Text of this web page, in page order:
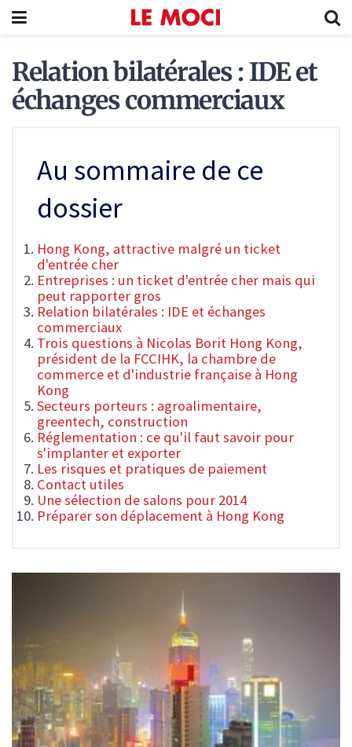
Relation bilatérales : IDE et
échanges commerciaux
Au sommaire de ce
dossier
Hong Kong, attractive malgré un ticket
d'entrée cher
Entreprises : un ticket d'entrée cher mais qui
peut rapporter gros
Relation bilatérales : IDE et échanges
commerciaux
Trois questions à Nicolas Borit Hong Kong,
président de la FCCIHK, la chambre de
commerce et d'industrie française à Hong
Kong
Secteurs porteurs : agroalimentaire,
greentech, construction
Réglementation : ce qu'il faut savoir pour
s'implanter et exporter
Les risques et pratiques de paiement
Contact utiles
Une sélection de salons pour 2014
Préparer son déplacement à Hong Kong